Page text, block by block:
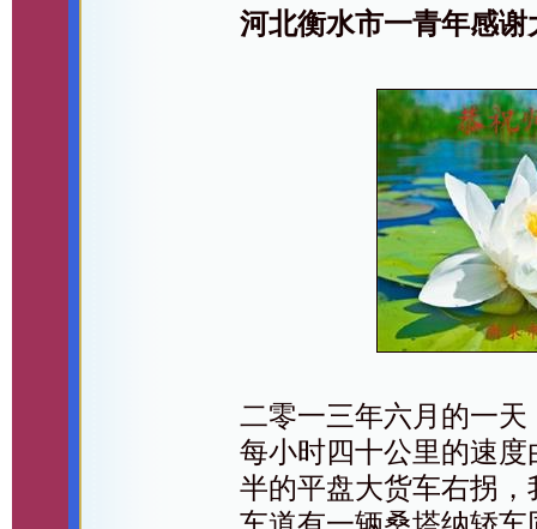
河北衡水市一青年感
二零一三年六月的一
每小时四十公里的速
半的平盘大货车右拐